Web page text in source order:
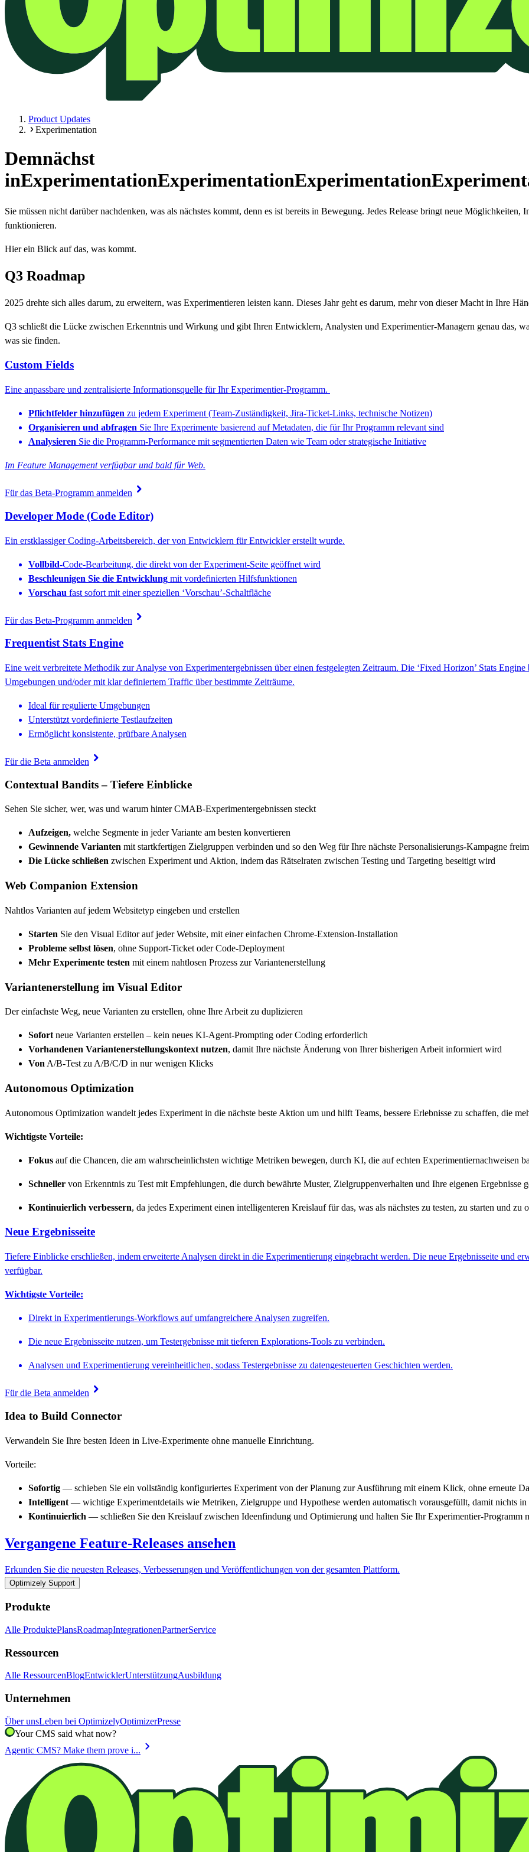
Product Updates
Experimentation
Demnächst
inExperimentationExperimentationExperimentation
Sie müssen nicht darüber nachdenken, was als nächstes kommt, denn es ist bereits in Bewegung. Jedes Release bringt neue
funktionieren.
Hier ein Blick auf das, was kommt.
Q3 Roadmap
2025 drehte sich alles darum, zu erweitern, was Experimentieren leisten kann. Dieses Jahr geht es darum, mehr von dieser Macht in Ihre
Q3 schließt die Lücke zwischen Erkenntnis und Wirkung und gibt Ihren Entwicklern, Analysten und Experimentier-Managern genau das,
was sie finden.
Custom Fields
Eine anpassbare und zentralisierte Informationsquelle für Ihr Experimentier-Programm.
Pflichtfelder hinzufügen zu jedem Experiment (Team-Zuständigkeit, Jira-Ticket-Links, technische Notizen)
Organisieren und abfragen Sie Ihre Experimente basierend auf Metadaten, die für Ihr Programm relevant sind
Analysieren Sie die Programm-Performance mit segmentierten Daten wie Team oder strategische Initiative
Im Feature Management verfügbar und bald für Web.
Für das Beta-Programm anmelden chevron_right
Developer Mode (Code Editor)
Ein erstklassiger Coding-Arbeitsbereich, der von Entwicklern für Entwickler erstellt wurde.
Vollbild-Code-Bearbeitung, die direkt von der Experiment-Seite geöffnet wird
Beschleunigen Sie die Entwicklung mit vordefinierten Hilfsfunktionen
Vorschau fast sofort mit einer speziellen ‘Vorschau’-Schaltfläche
Für das Beta-Programm anmelden chevron_right
Frequentist Stats Engine
Eine weit verbreitete Methodik zur Analyse von Experimentergebnissen über einen festgelegten Zeitraum. Die ‘Fixed Horizon’ Stats
Umgebungen und/oder mit klar definiertem Traffic über bestimmte Zeiträume.
Ideal für regulierte Umgebungen
Unterstützt vordefinierte Testlaufzeiten
Ermöglicht konsistente, prüfbare Analysen
Für die Beta anmelden chevron_right
Contextual Bandits – Tiefere Einblicke
Sehen Sie sicher, wer, was und warum hinter CMAB-Experimentergebnissen steckt
Aufzeigen, welche Segmente in jeder Variante am besten konvertieren
Gewinnende Varianten mit startkfertigen Zielgruppen verbinden und so den Weg für Ihre nächste Personalisierungs-Kampagne
Die Lücke schließen zwischen Experiment und Aktion, indem das Rätselraten zwischen Testing und Targeting beseitigt wird
Web Companion Extension
Nahtlos Varianten auf jedem Websitetyp eingeben und erstellen
Starten Sie den Visual Editor auf jeder Website, mit einer einfachen Chrome-Extension-Installation
Probleme selbst lösen, ohne Support-Ticket oder Code-Deployment
Mehr Experimente testen mit einem nahtlosen Prozess zur Variantenerstellung
Variantenerstellung im Visual Editor
Der einfachste Weg, neue Varianten zu erstellen, ohne Ihre Arbeit zu duplizieren
Sofort neue Varianten erstellen – kein neues KI-Agent-Prompting oder Coding erforderlich
Vorhandenen Variantenerstellungskontext nutzen, damit Ihre nächste Änderung von Ihrer bisherigen Arbeit informiert wird
Von A/B-Test zu A/B/C/D in nur wenigen Klicks
Autonomous Optimization
Autonomous Optimization wandelt jedes Experiment in die nächste beste Aktion um und hilft Teams, bessere Erlebnisse zu schaffen, die
Wichtigste Vorteile:
Fokus auf die Chancen, die am wahrscheinlichsten wichtige Metriken bewegen, durch KI, die auf echten Experimentiernachweisen
Schneller von Erkenntnis zu Test mit Empfehlungen, die durch bewährte Muster, Zielgruppenverhalten und Ihre eigenen Ergebnisse
Kontinuierlich verbessern, da jedes Experiment einen intelligenteren Kreislauf für das, was als nächstes zu testen, zu starten und zu
Neue Ergebnisseite
Tiefere Einblicke erschließen, indem erweiterte Analysen direkt in die Experimentierung eingebracht werden. Die neue Ergebnisseite und
verfügbar.
Wichtigste Vorteile:
Direkt in Experimentierungs-Workflows auf umfangreichere Analysen zugreifen.
Die neue Ergebnisseite nutzen, um Testergebnisse mit tieferen Explorations-Tools zu verbinden.
Analysen und Experimentierung vereinheitlichen, sodass Testergebnisse zu datengesteuerten Geschichten werden.
Für die Beta anmelden chevron_right
Idea to Build Connector
Verwandeln Sie Ihre besten Ideen in Live-Experimente ohne manuelle Einrichtung.
Vorteile:
Sofortig — schieben Sie ein vollständig konfiguriertes Experiment von der Planung zur Ausführung mit einem Klick, ohne erneute
Intelligent — wichtige Experimentdetails wie Metriken, Zielgruppe und Hypothese werden automatisch vorausgefüllt, damit nichts in
Kontinuierlich — schließen Sie den Kreislauf zwischen Ideenfindung und Optimierung und halten Sie Ihr Experimentier-Programm
Vergangene Feature-Releases ansehen
Erkunden Sie die neuesten Releases, Verbesserungen und Veröffentlichungen von der gesamten Plattform.
Optimizely Support
Produkte
Alle ProduktePlansRoadmapIntegrationenPartnerService
Ressourcen
Alle RessourcenBlogEntwicklerUnterstützungAusbildung
Unternehmen
Über unsLeben bei OptimizelyOptimizerPresse
Your CMS said what now?
Agentic CMS? Make them prove i... chevron_right